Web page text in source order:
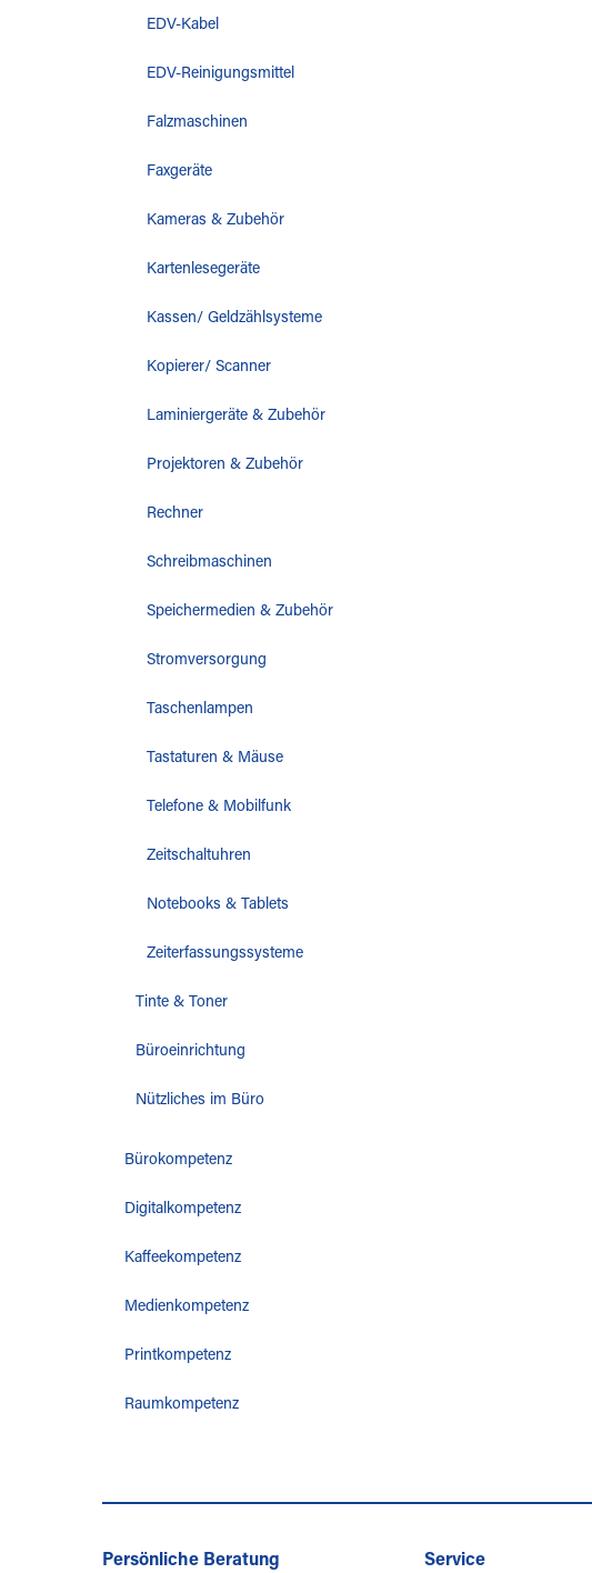
EDV-Kabel
EDV-Reinigungsmittel
Falzmaschinen
Faxgeräte
Kameras & Zubehör
Kartenlesegeräte
Kassen/ Geldzählsysteme
Kopierer/ Scanner
Laminiergeräte & Zubehör
Projektoren & Zubehör
Rechner
Schreibmaschinen
Speichermedien & Zubehör
Stromversorgung
Taschenlampen
Tastaturen & Mäuse
Telefone & Mobilfunk
Zeitschaltuhren
Notebooks & Tablets
Zeiterfassungssysteme
Tinte & Toner
Büroeinrichtung
Nützliches im Büro
Bürokompetenz
Digitalkompetenz
Kaffeekompetenz
Medienkompetenz
Printkompetenz
Raumkompetenz
Persönliche Beratung Service